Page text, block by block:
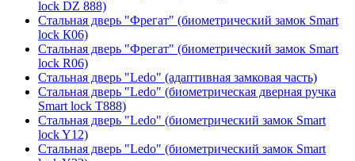
lock DZ 888)
Стальная дверь "Фрегат" (биометрический замок Smart
lock К06)
Стальная дверь "Фрегат" (биометрический замок Smart
lock R06)
Стальная дверь "Ledo" (адаптивная замковая часть)
Стальная дверь "Ledo" (биометрическая дверная ручка
Smart lock T888)
Стальная дверь "Ledo" (биометрический замок Smart
lock Y12)
Стальная дверь "Ledo" (биометрический замок Smart